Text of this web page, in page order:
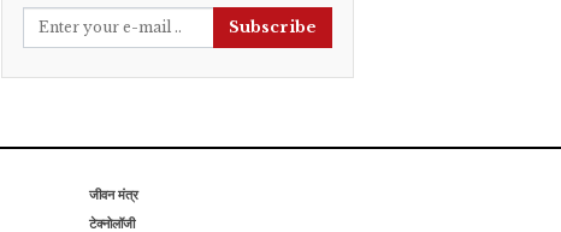
Subscribe
जीवन मंत्र
टेक्नोलॉजी